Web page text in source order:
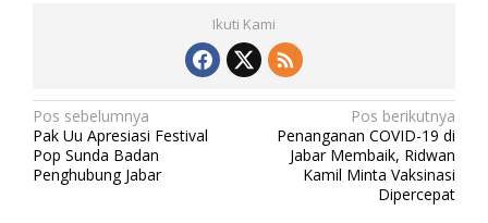
Ikuti Kami
N
a
v
Pos sebelumnya
Pak Uu Apresiasi Festival
Pop Sunda Badan
Penghubung Jabar
Pos berikutnya
Penanganan COVID-19 di
Jabar Membaik, Ridwan
Kamil Minta Vaksinasi
Dipercepat